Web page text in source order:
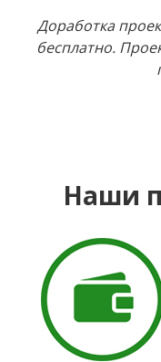
Доработка
бесплатно.
Наши